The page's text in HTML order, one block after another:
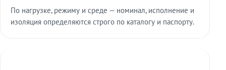
По нагрузке, режиму и среде — номинал, исполнение и
изоляция определяются строго по каталогу и паспорту.